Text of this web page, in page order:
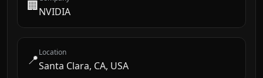
🏢NVIDIA
📍Location
Santa Clara, CA, USA